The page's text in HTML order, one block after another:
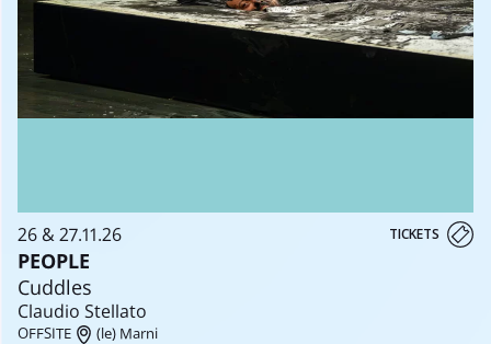
26 & 27.11.26 TICKETS
PEOPLE
Cuddles
Claudio Stellato
OFFSITE (le) Marni